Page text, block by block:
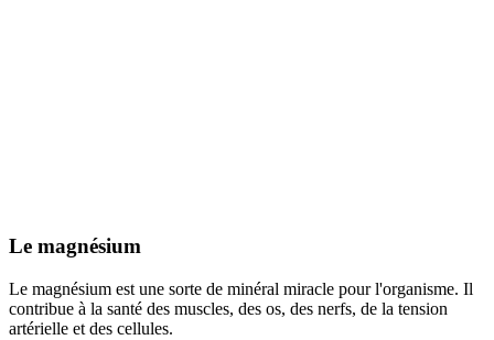
Le magnésium
Le magnésium est une sorte de minéral miracle pour l'organisme. Il
contribue à la santé des muscles, des os, des nerfs, de la tension
artérielle et des cellules.